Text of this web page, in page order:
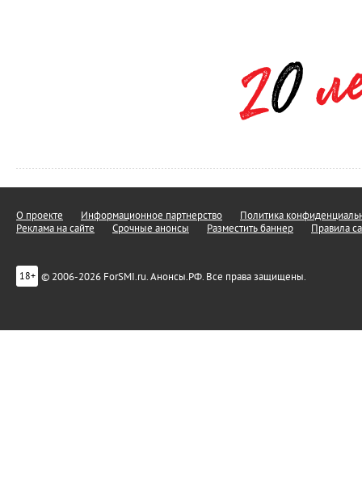
О проекте Информационное партнерство
Политика
Реклама на сайте
Срочные анонсы Разместить баннер Правила
18+ © 2006-2026 ForSMI.ru. Анонсы.РФ. Все права защищены.